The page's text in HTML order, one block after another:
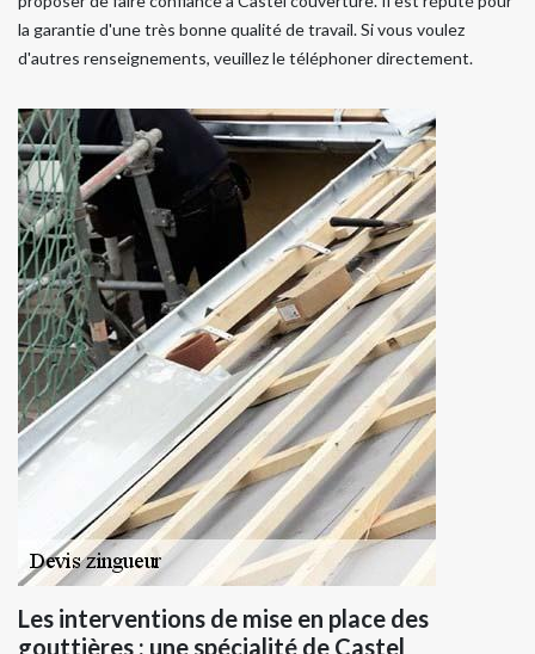
la garantie d'une très bonne qualité de travail. Si vous voulez
d'autres renseignements, veuillez le téléphoner directement.
Les interventions de mise en place des
gouttières : une spécialité de Castel